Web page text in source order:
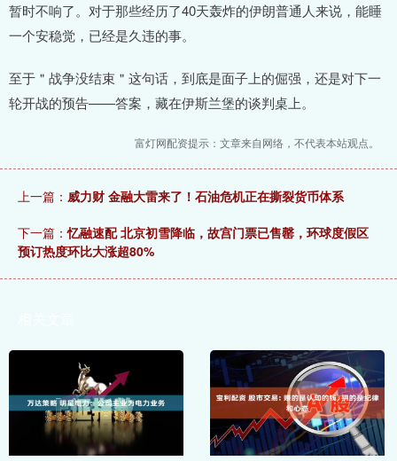
暂时不响了。对于那些经历了40天轰炸的伊朗普通人来说，能睡
一个安稳觉，已经是久违的事。
至于＂战争没结束＂这句话，到底是面子上的倔强，还是对下一
轮开战的预告——答案，藏在伊斯兰堡的谈判桌上。
富灯网配资提示：文章来自网络，不代表本站观点。
上一篇： 威力财 金融大雷来了！石油危机正在撕裂货币体系
下一篇：忆融速配 北京初雪降临，故宫门票已售罄，环球度假区
预订热度环比大涨超80%